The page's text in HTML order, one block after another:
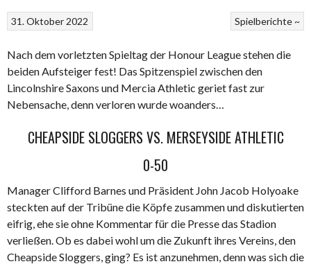
Spielberichte ~
31. Oktober 2022
Nach dem vorletzten Spieltag der Honour League stehen die
beiden Aufsteiger fest! Das Spitzenspiel zwischen den
Lincolnshire Saxons und Mercia Athletic geriet fast zur
Nebensache, denn verloren wurde woanders…
CHEAPSIDE SLOGGERS VS. MERSEYSIDE ATHLETIC
0-50
Manager Clifford Barnes und Präsident John Jacob Holyoake
steckten auf der Tribüne die Köpfe zusammen und diskutierten
eifrig, ehe sie ohne Kommentar für die Presse das Stadion
verließen. Ob es dabei wohl um die Zukunft ihres Vereins, den
Cheapside Sloggers, ging? Es ist anzunehmen, denn was sich die